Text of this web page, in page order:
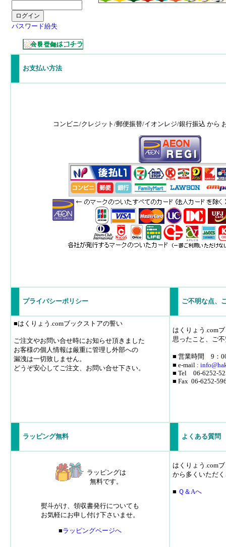
パスワード紛失
お支払い方法
コンビニ/クレジット/郵便振替/イオンレジ/銀行振込 から
プライバシーポリシー ご不明な点、
■はくりょう.comブックストアの誓い
ご注文やお問い合せ時にお知らせ頂きました
お客様の個人情報は厳重に管理し外部への
漏洩は一切致しません。
どうぞ安心してご注文、お問い合せ下さい。
はくりょう.com
思ったこと、ご
■ 営業時間 9：
■ e-mail : info
■ Tel 06-6252-
■ Fax 06-6252-
ラッピング無料 よくある質問
ラッピングは
無料です。
熨斗がけ、領収書発行についても
お気軽にお申し付け下さいませ。
■ラッピングページへ
はくりょう.com
から多くいただ
■ Ｑ＆Aへ